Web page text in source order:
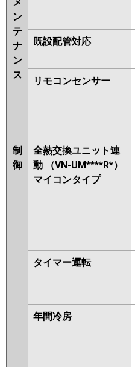
ン
テ
ナ
ン
ス
既設配管対応
リモコンセンサー
制
御
全熱交換ユニット連
動 （VN-UM****R*）
マイコンタイプ
タイマー運転
年間冷房